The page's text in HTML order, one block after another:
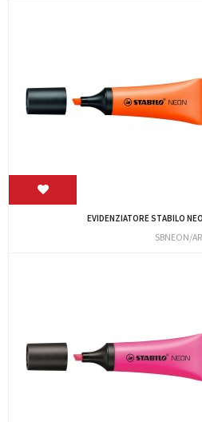
EVIDENZIATORE STABILO
SBNEON/AR